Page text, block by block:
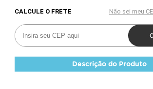
Descrição do Produto